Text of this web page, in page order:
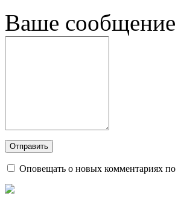
Ваше сообщение
Оповещать о новых комментариях по